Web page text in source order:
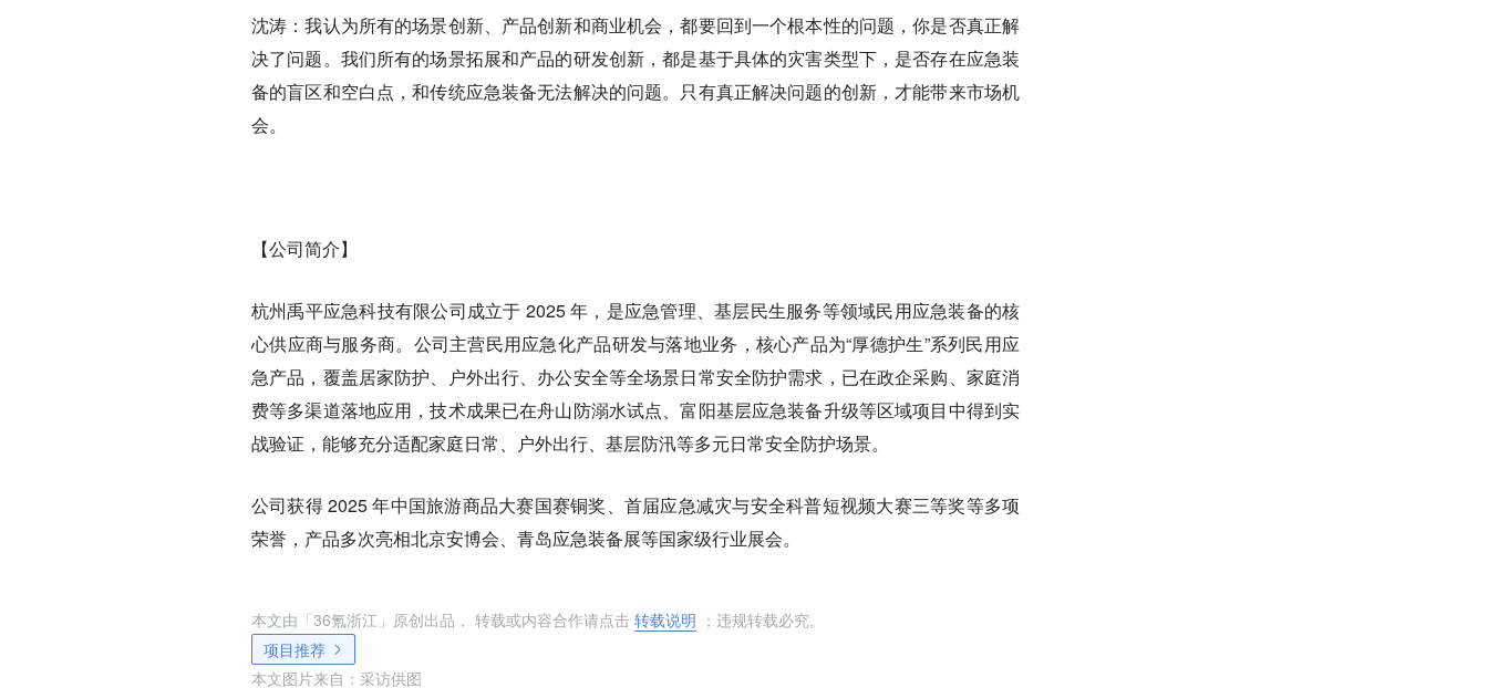
沈涛：我认为所有的场景创新、产品创新和商业机会，都要回到一个根本性的问题，你是否真正解
决了问题。我们所有的场景拓展和产品的研发创新，都是基于具体的灾害类型下，是否存在应急装
备的盲区和空白点，和传统应急装备无法解决的问题。只有真正解决问题的创新，才能带来市场机
会。
【公司简介】
杭州禹平应急科技有限公司成立于 2025 年，是应急管理、基层民生服务等领域民用应急装备的核
心供应商与服务商。公司主营民用应急化产品研发与落地业务，核心产品为“厚德护生”系列民用应
急产品，覆盖居家防护、户外出行、办公安全等全场景日常安全防护需求，已在政企采购、家庭消
费等多渠道落地应用，技术成果已在舟山防溺水试点、富阳基层应急装备升级等区域项目中得到实
战验证，能够充分适配家庭日常、户外出行、基层防汛等多元日常安全防护场景。
公司获得 2025 年中国旅游商品大赛国赛铜奖、首届应急减灾与安全科普短视频大赛三等奖等多项
荣誉，产品多次亮相北京安博会、青岛应急装备展等国家级行业展会。
本文由「36氪浙江 」原创出品， 转载或内容合作请点击 转载说明 ；违规转载必究。
项目推荐
本文图片来自： 采访供图